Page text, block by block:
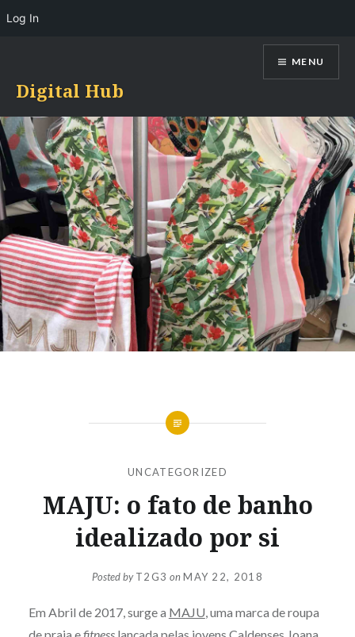
content
Digital Hub
MENU
UNCATEGORIZED
MAJU: o fato de banho
idealizado por si
Posted byT2G3 onMAY 22, 2018
Em Abril de 2017, surge a MAJU, uma marca de roupa
Log In